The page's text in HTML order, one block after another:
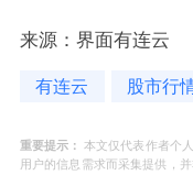
来源：界面有连云
有连云 股市行
重要提示： 本文仅代表作者个
用户的信息需求而采集提供，